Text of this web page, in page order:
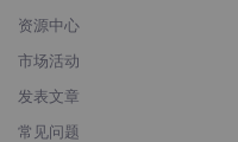
资源中心
市场活动
发表文章
常见问题